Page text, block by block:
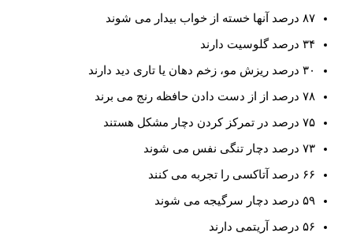
۸۷ درصد آنها خسته از خواب بیدار می شوند
۳۴ درصد گلوسیت دارند
۳۰ درصد ریزش مو، زخم دهان یا تاری دید دارند
۷۸ درصد از از دست دادن حافظه رنج می برند
۷۵ درصد در تمرکز کردن دچار مشکل هستند
۷۳ درصد دچار تنگی نفس می شوند
۶۶ درصد آتاکسی را تجربه می کنند
۵۹ درصد دچار سرگیجه می شوند
۵۶ درصد آریتمی دارند